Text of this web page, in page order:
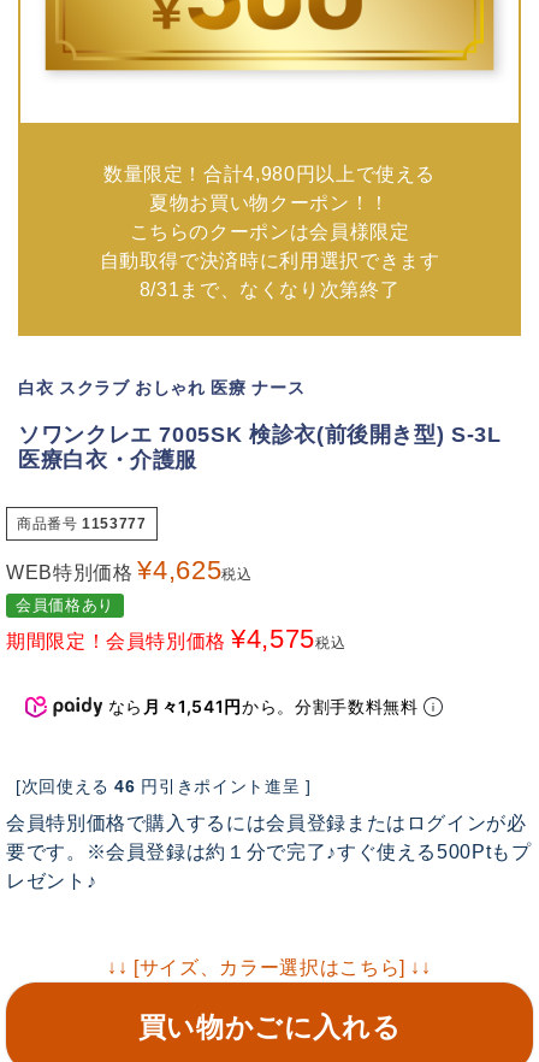
数量限定！合計4,980円以上で使える
夏物お買い物クーポン！！
こちらのクーポンは会員様限定
自動取得で決済時に利用選択できます
8/31まで、なくなり次第終了
白衣 スクラブ おしゃれ 医療 ナース
ソワンクレエ 7005SK 検診衣(前後開き型) S-3L
医療白衣・介護服
商品番号 1153777
WEB特別価格 ¥4,625税込
会員価格あり
期間限定！会員特別価格 ¥4,575税込
なら 月々1,541円から。分割手数料無料
[次回使える 46 円引きポイント進呈 ]
会員特別価格で購入するには会員登録またはログインが必
要です。※会員登録は約１分で完了♪すぐ使える500Ptもプ
レゼント♪
↓↓ [サイズ、カラー選択はこちら] ↓↓
買い物かごに入れる